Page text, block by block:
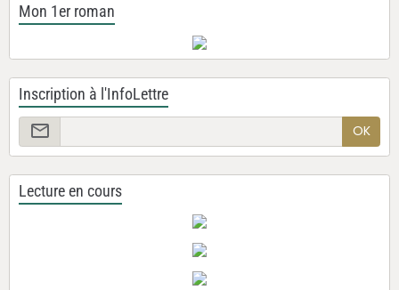
Mon 1er roman
Inscription à l'InfoLettre
OK
Lecture en cours